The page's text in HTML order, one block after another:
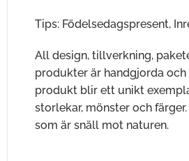
Tips: Födelsedagspresent,
All design, tillverkning,
produkter är handgjorda
produkt blir ett unikt
storlekar, mönster och
som är snäll mot naturen.